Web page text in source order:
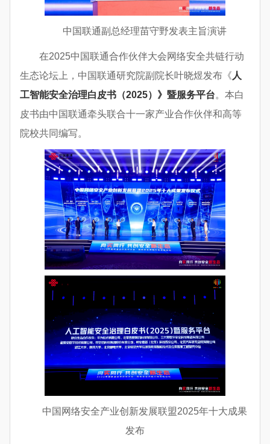
中国联通副总经理苗守野发表主旨演讲
在2025中国联通合作伙伴大会网络安全共链行动
生态论坛上，中国联通研究院副院长叶晓煜发布《 人
工智能安全治理白皮书（2025）》暨服务平台。本白
皮书由中国联通牵头联合十一家产业合作伙伴和高等
院校共同编写。
中国网络安全产业创新发展联盟2025年十大成果
发布